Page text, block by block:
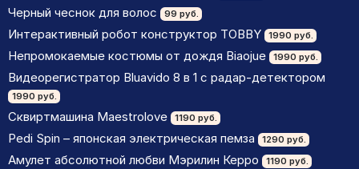
Черный чеснок для волос 99 руб.
Интерактивный робот конструктор TOBBY 1990 руб.
Непромокаемые костюмы от дождя Biaojue 1990 руб.
Видеорегистратор Bluavido 8 в 1 с радар-детектором
1990 руб.
Сквиртмашина Maestrolove 1190 руб.
Pedi Spin – японская электрическая пемза 1290 руб.
Амулет абсолютной любви Мэрилин Керро 1190 руб.